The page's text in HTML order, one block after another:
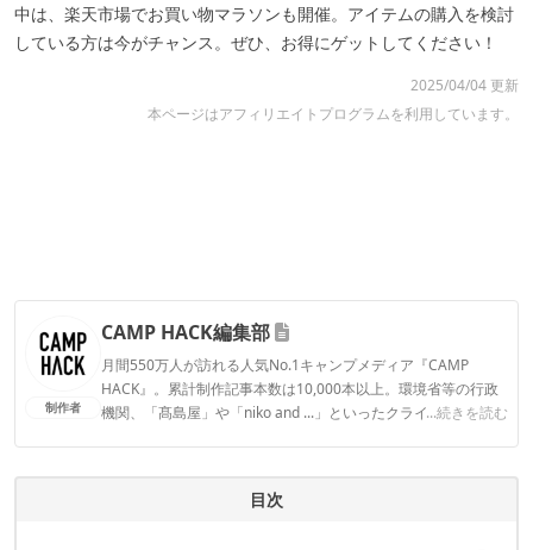
中は、楽天市場でお買い物マラソンも開催。アイテムの購入を検討
している方は今がチャンス。ぜひ、お得にゲットしてください！
2025/04/04 更新
本ページはアフィリエイトプログラムを利用しています。
制作者
CAMP HACK編集部
月間550万人が訪れる人気No.1キャンプメディア『CAMP
HACK』。累計制作記事本数は10,000本以上。環境省等の行政
機関、「髙島屋」や「niko and ...」といったクライアントとの
...続きを読む
CAMP HACK編集部のプロフィール
目次